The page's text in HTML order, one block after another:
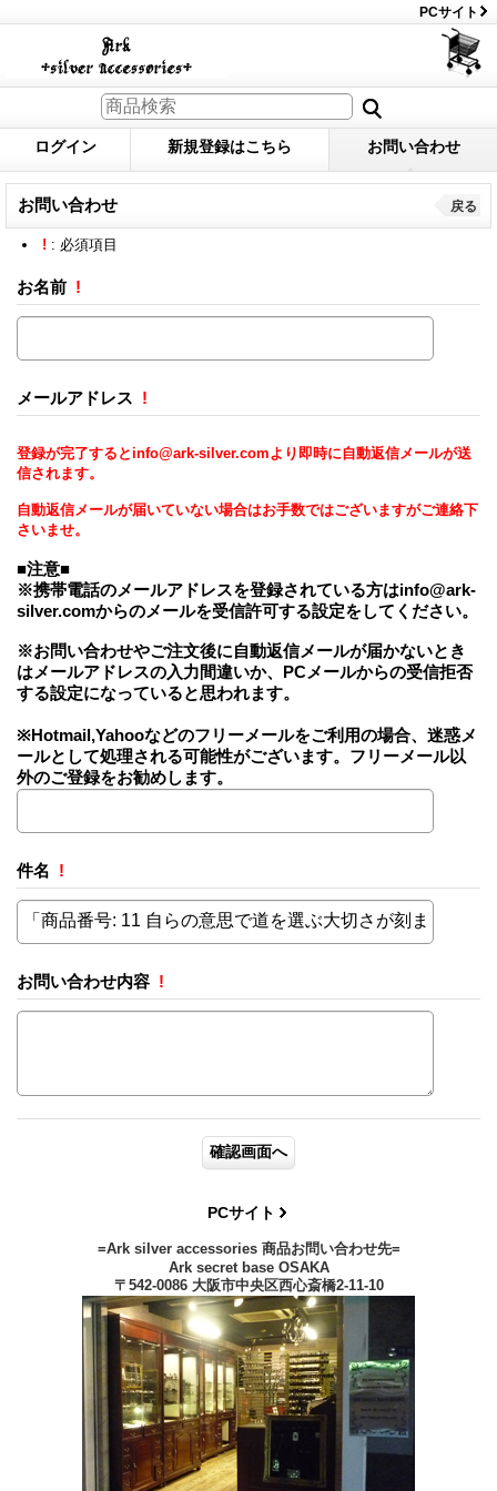
PCサイト
ログイン 新規登録はこちら お問い合わせ
お問い合わせ 戻る
! : 必須項目
お名前 !
メールアドレス !
登録が完了するとinfo@ark-silver.comより即時に自動返信メールが送
信されます。
自動返信メールが届いていない場合はお手数ではございますがご連絡下
さいませ。
■注意■
※携帯電話のメールアドレスを登録されている方はinfo@ark-
silver.comからのメールを受信許可する設定をしてください。
※お問い合わせやご注文後に自動返信メールが届かないとき
はメールアドレスの入力間違いか、PCメールからの受信拒否
する設定になっていると思われます。
※Hotmail,Yahooなどのフリーメールをご利用の場合、迷惑メ
ールとして処理される可能性がございます。フリーメール以
外のご登録をお勧めします。
件名 !
お問い合わせ内容 !
PCサイト
=Ark silver accessories 商品お問い合わせ先=
Ark secret base OSAKA
〒542-0086 大阪市中央区西心斎橋2-11-10